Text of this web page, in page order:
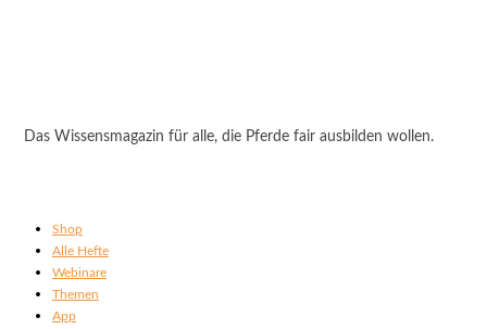
Das Wissensmagazin für alle, die Pferde fair ausbilden wollen.
Shop
Alle Hefte
Webinare
Themen
App